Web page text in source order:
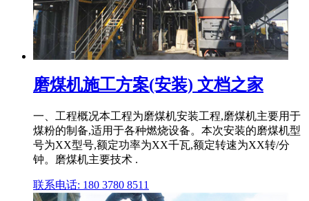
磨煤机施工方案(安装) 文档之家
一、工程概况本工程为磨煤机安装工程,磨煤机主要用于
煤粉的制备,适用于各种燃烧设备。本次安装的磨煤机型
号为XX型号,额定功率为XX千瓦,额定转速为XX转/分
钟。磨煤机主要技术 .
联系电话: 180 3780 8511